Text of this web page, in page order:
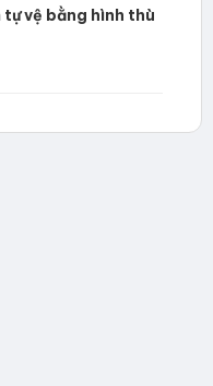
tự vệ bằng hình thù